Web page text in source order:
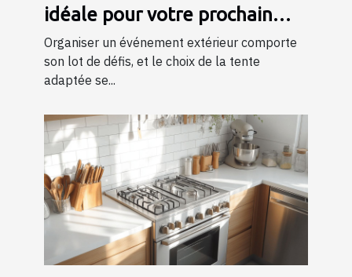
idéale pour votre prochain
événement ?
Organiser un événement extérieur comporte
son lot de défis, et le choix de la tente
adaptée se...